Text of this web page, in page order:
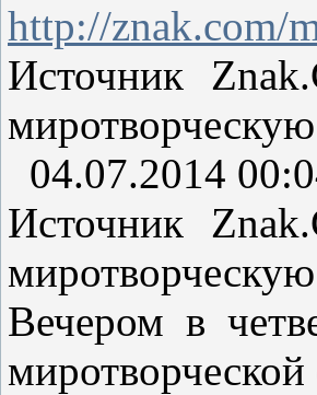
http://znak.com/
Источник
04.07.2014
Источник
Вечером в